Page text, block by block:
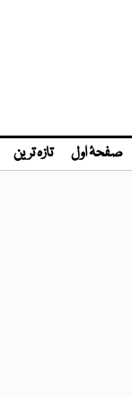
صفحۂ اول تازہ ترین